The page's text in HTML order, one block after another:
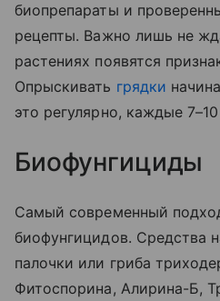
биопрепараты и
рецепты. Важно лишь не
растениях появятся
Опрыскивать грядки
это регулярно, каждые
Биофунгициды
Самый современный
биофунгицидов. Средства
палочки или гриба
Фитоспорина, Алирина-Б,